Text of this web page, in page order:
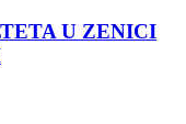
U ZENICI